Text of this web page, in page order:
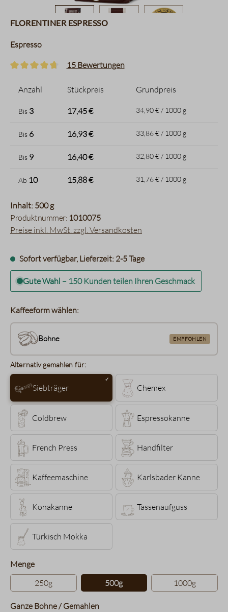
Florentiner Espresso
Espresso
15 Bewertungen
Anzahl Stückpreis Grundpreis
Bis 3 17,45 € 34,90 € / 1000 g
Bis 6 16,93 € 33,86 € / 1000 g
Bis 9 16,40 € 32,80 € / 1000 g
Ab 10 15,88 € 31,76 € / 1000 g
Inhalt: 500 g
Produktnummer: 1010075
Preise inkl. MwSt. zzgl. Versandkosten
Sofort verfügbar, Lieferzeit: 2-5 Tage
Gute Wahl – 150 Kunden teilen Ihren Geschmack
Kaffeeform wählen:
Bohne EMPFOHLEN
Alternativ gemahlen für:
Siebträger Chemex
Coldbrew Espressokanne
French Press Handfilter
Kaffeemaschine Karlsbader Kanne
Konakanne Tassenaufguss
Türkisch Mokka
Mengeauswählen
250g
500g 1000g
Ganze Bohne / Gemahlenauswählen